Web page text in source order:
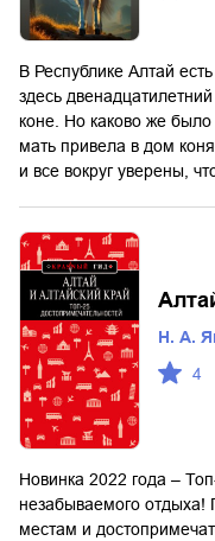
В Республике Алтай
здесь
коне. Но каково же было
мать привела в дом
и все вокруг уверены,
Н. А.
4
Новинка 2022 года –
незабываемого отдыха!
местам и